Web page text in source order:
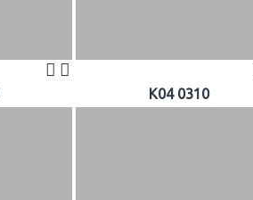
K04 0310